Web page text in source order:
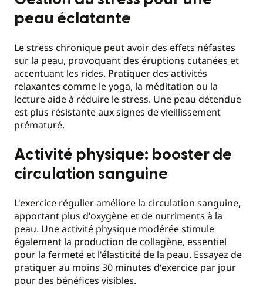
peau éclatante
Le stress chronique peut avoir des effets néfastes
sur la peau, provoquant des éruptions cutanées et
accentuant les rides. Pratiquer des activités
relaxantes comme le yoga, la méditation ou la
lecture aide à réduire le stress. Une peau détendue
est plus résistante aux signes de vieillissement
prématuré.
Activité physique: booster de
circulation sanguine
L'exercice régulier améliore la circulation sanguine,
apportant plus d'oxygène et de nutriments à la
peau. Une activité physique modérée stimule
également la production de collagène, essentiel
pour la fermeté et l'élasticité de la peau. Essayez de
pratiquer au moins 30 minutes d'exercice par jour
pour des bénéfices visibles.